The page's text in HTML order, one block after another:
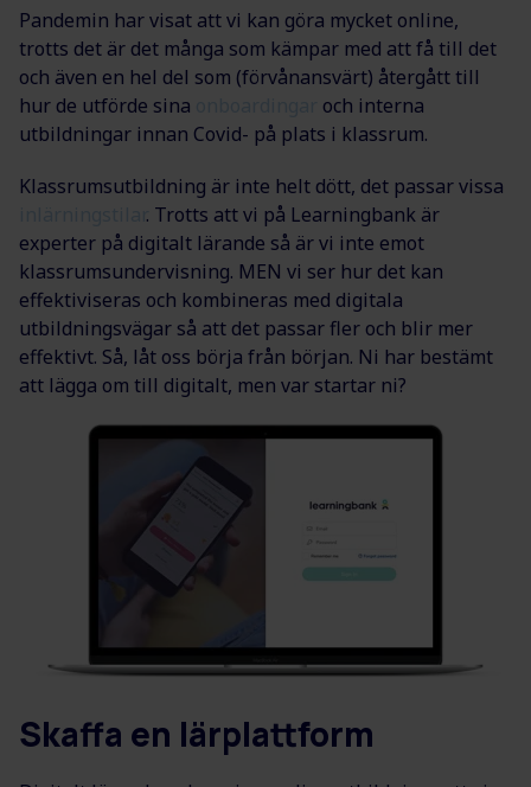
Pandemin har visat att vi kan göra mycket online,
trotts det är det många som kämpar med att få till det
och även en hel del som (förvånansvärt) återgått till
hur de utförde sina
och interna
utbildningar innan Covid- på plats i klassrum.
Klassrumsutbildning är inte helt dött, det passar vissa
. Trotts att vi på Learningbank är
experter på digitalt lärande så är vi inte emot
klassrumsundervisning. MEN vi ser hur det kan
effektiviseras och kombineras med digitala
utbildningsvägar så att det passar fler och blir mer
effektivt. Så, låt oss börja från början. Ni har bestämt
att lägga om till digitalt, men var startar ni?
Skaffa en lärplattform